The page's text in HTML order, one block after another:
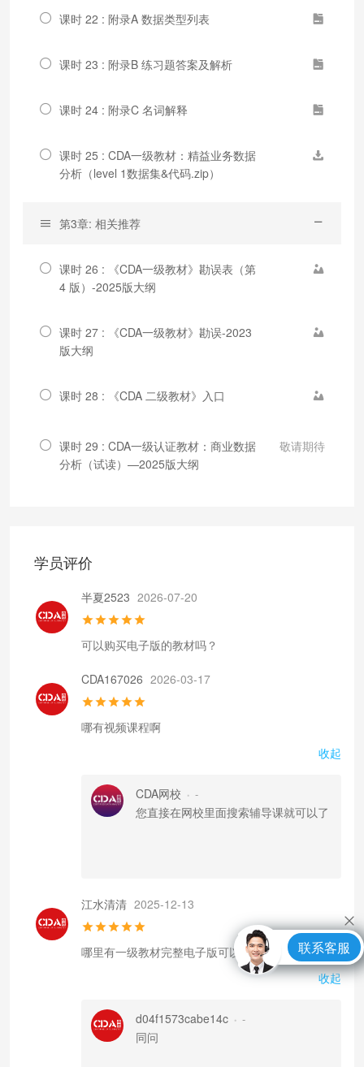
课时 22 : 附录A 数据类型列表
课时 23 : 附录B 练习题答案及解析
课时 24 : 附录C 名词解释
课时 25 : CDA一级教材：精益业务数据
分析（level 1数据集&代码.zip）
第3章: 相关推荐
课时 26 : 《CDA一级教材》勘误表（第
4 版）-2025版大纲
课时 27 : 《CDA一级教材》勘误-2023
版大纲
课时 28 : 《CDA 二级教材》入口
课时 29 : CDA一级认证教材：商业数据
分析（试读）—2025版大纲
敬请期待
学员评价
半夏2523 2026-07-20
可以购买电子版的教材吗？
CDA167026 2026-03-17
哪有视频课程啊
收起
CDA网校 • -
您直接在网校里面搜索辅导课就可以了
江水清清 2025-12-13
哪里有一级教材完整电子版可以看。
收起
d04f1573cabe14c • -
同问
联系客服